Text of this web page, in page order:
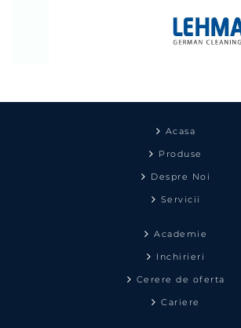
Acasa
Produse
Despre Noi
Servicii
Academie
Inchirieri
Cerere de oferta
Cariere